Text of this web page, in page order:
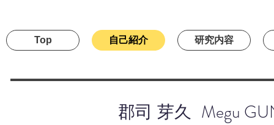
Top 自己紹介 研究内容
​郡司 芽久 Megu